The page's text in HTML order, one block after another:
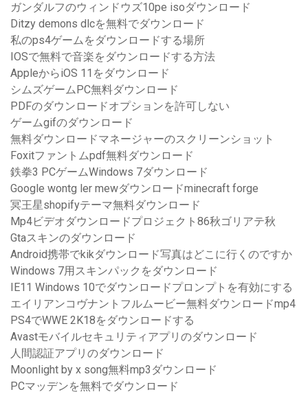
ガンダルフのウィンドウズ10pe isoダウンロード
Ditzy demons dlcを無料でダウンロード
私のps4ゲームをダウンロードする場所
IOSで無料で音楽をダウンロードする方法
AppleからiOS 11をダウンロード
シムズゲームPC無料ダウンロード
PDFのダウンロードオプションを許可しない
ゲームgifのダウンロード
無料ダウンロードマネージャーのスクリーンショット
Foxitファントムpdf無料ダウンロード
鉄拳3 PCゲームWindows 7ダウンロード
Google wontg ler mewダウンロードminecraft forge
冥王星shopifyテーマ無料ダウンロード
Mp4ビデオダウンロードプロジェクト86秋ゴリアテ秋
Gtaスキンのダウンロード
Android携帯でkikダウンロード写真はどこに行くのですか
Windows 7用スキンパックをダウンロード
IE11 Windows 10でダウンロードプロンプトを有効にする
エイリアンコヴナントフルムービー無料ダウンロードmp4
PS4でWWE 2K18をダウンロードする
Avastモバイルセキュリティアプリのダウンロード
人間認証アプリのダウンロード
Moonlight by x song無料mp3ダウンロード
PCマッデンを無料でダウンロード